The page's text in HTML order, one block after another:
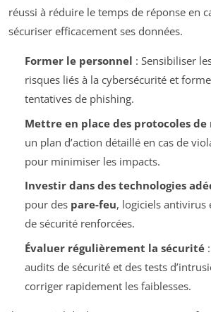
réussi à réduire le temps de réponse en
sécuriser efficacement ses données.
Former le personnel : Sensibiliser
risques liés à la cybersécurité et
tentatives de phishing.
Mettre en place des protocoles de
un plan d’action détaillé en cas de
pour minimiser les impacts.
Investir dans des technologies
pour des pare-feu, logiciels antivirus
de sécurité renforcées.
Évaluer régulièrement la sécurité:
audits de sécurité et des tests
corriger rapidement les faiblesses.